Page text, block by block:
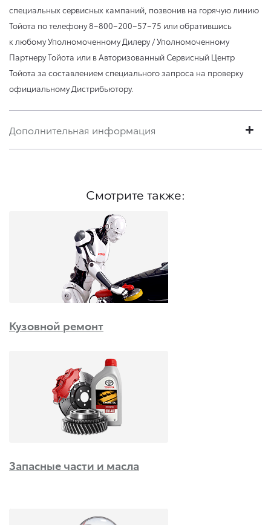
специальных сервисных кампаний, позвонив на горячую линию
Тойота по телефону 8−800−200−57−75 или обратившись
к любому Уполномоченному Дилеру / Уполномоченному
Партнеру Тойота или в Авторизованный Сервисный Центр
Тойота за составлением специального запроса на проверку
официальному Дистрибьютору.
Дополнительная информация
Смотрите также:
Кузовной ремонт
Запасные части и масла